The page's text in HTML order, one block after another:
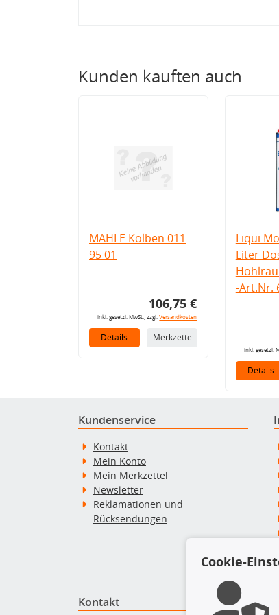
Kunden kauften auch
MAHLE Kolben 011
95 01
106,75 €
inkl. gesetzl. MwSt., zzgl.Versandkosten
Details Merkzettel
Liqui
Liter
-Art.Nr.
inkl. gesetzl.
Details
Kundenservice
Kontakt
Mein Konto
Mein Merkzettel
Newsletter
Reklamationen und
Rücksendungen
Kontakt
Cookie-